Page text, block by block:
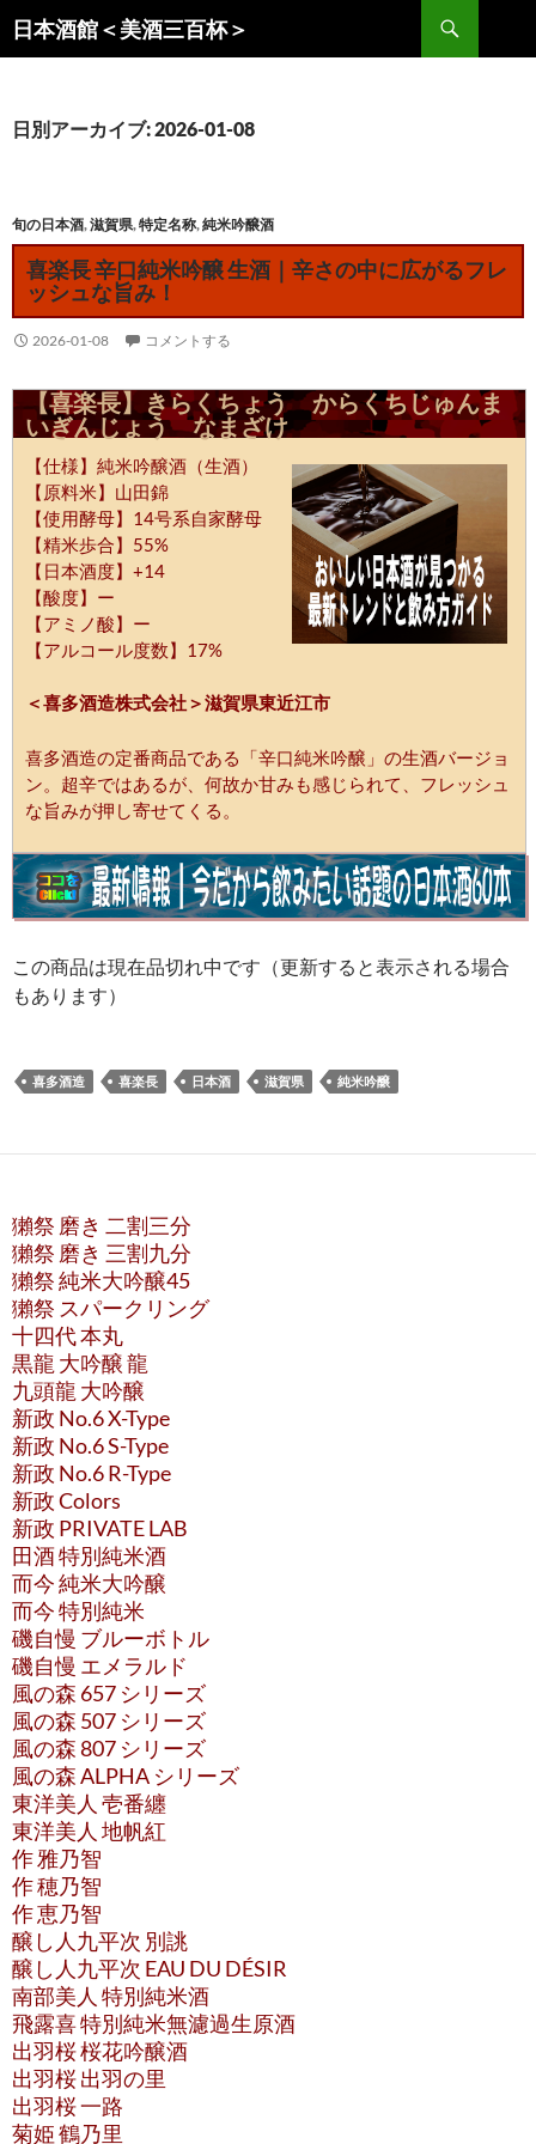
ン
ツ
キ
ッ
日本酒館＜美酒三百杯＞
索
日別アーカイブ: 2026-01-08
旬の日本酒,滋賀県,特定名称,純米吟醸酒
喜楽長 辛口純米吟醸 生酒｜辛さの中に広がるフレ
ッシュな旨み！
2026-01-08 コメントする
【喜楽長】きらくちょう からくちじゅんま
いぎんじょう なまざけ
【仕様】純米吟醸酒（生酒）
【原料米】山田錦
【使用酵母】14号系自家酵母
【精米歩合】55%
【日本酒度】+14
【酸度】ー
【アミノ酸】ー
【アルコール度数】17%
＜喜多酒造株式会社＞滋賀県東近江市
喜多酒造の定番商品である「辛口純米吟醸」の生酒バージョ
ン。超辛ではあるが、何故か甘みも感じられて、フレッシュ
な旨みが押し寄せてくる。
この商品は現在品切れ中です（更新すると表示される場合
もあります）
喜多酒造 喜楽長 日本酒 滋賀県 純米吟醸
獺祭 磨き 二割三分
獺祭 磨き 三割九分
獺祭 純米大吟醸45
獺祭 スパークリング
十四代 本丸
黒龍 大吟醸 龍
九頭龍 大吟醸
新政 No.6 X-Type
新政 No.6 S-Type
新政 No.6 R-Type
新政 Colors
新政 PRIVATE LAB
田酒 特別純米酒
而今 純米大吟醸
而今 特別純米
磯自慢 ブルーボトル
磯自慢 エメラルド
風の森 657 シリーズ
風の森 507 シリーズ
風の森 807 シリーズ
風の森 ALPHA シリーズ
東洋美人 壱番纏
東洋美人 地帆紅
作 雅乃智
作 穂乃智
作 恵乃智
醸し人九平次 別誂
醸し人九平次 EAU DU DÉSIR
南部美人 特別純米酒
飛露喜 特別純米無濾過生原酒
出羽桜 桜花吟醸酒
出羽桜 出羽の里
出羽桜 一路
菊姫 鶴乃里